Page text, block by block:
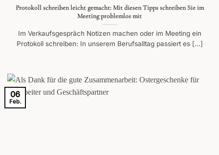
Protokoll schreiben leicht gemacht: Mit diesen Tipps schreiben Sie im
Meeting problemlos mit
Im Verkaufsgespräch Notizen machen oder im Meeting ein
Protokoll schreiben: In unserem Berufsalltag passiert es [...]
06
Feb.